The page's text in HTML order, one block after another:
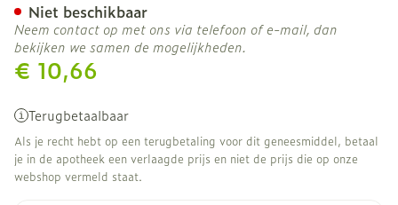
€ 10,66
Terugbetaalbaar
Als je recht hebt op een terugbetaling voor dit geneesmiddel, betaal
je in de apotheek een verlaagde prijs en niet de prijs die op onze
webshop vermeld staat.
Niet beschikbaar
Neem contact op met ons via telefoon of e-mail, dan
bekijken we samen de mogelijkheden.